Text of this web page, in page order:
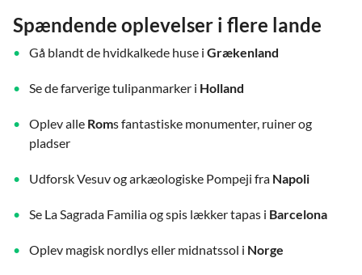
Spændende oplevelser i flere lande
Gå blandt de hvidkalkede huse i Grækenland
Se de farverige tulipanmarker i Holland
Oplev alle Roms fantastiske monumenter, ruiner og
pladser
Udforsk Vesuv og arkæologiske Pompeji fra Napoli
Se La Sagrada Familia og spis lækker tapas i Barcelona
Oplev magisk nordlys eller midnatssol i Norge